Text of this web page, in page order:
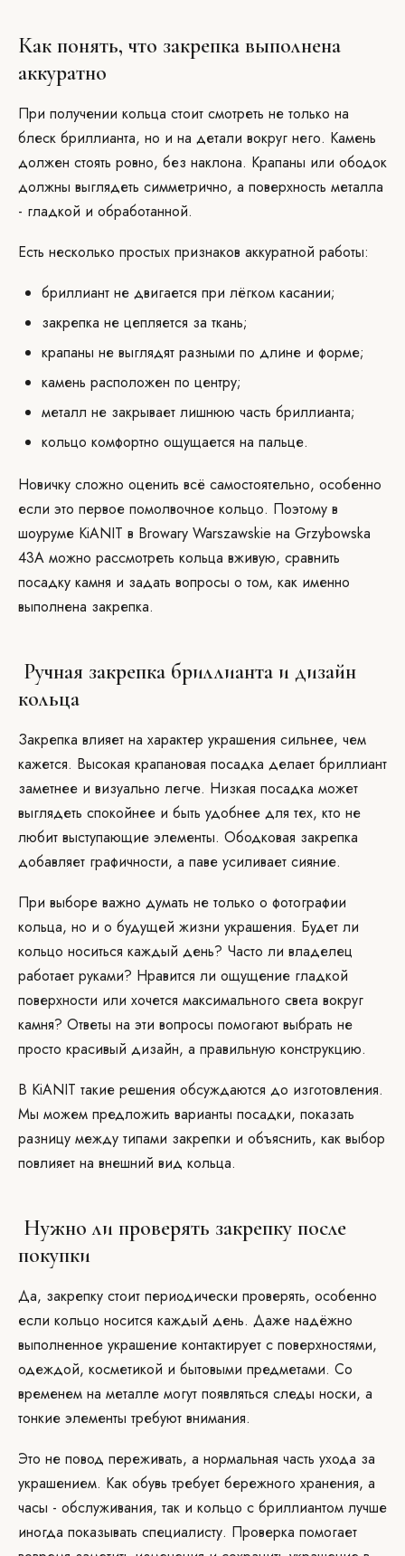
Как понять, что закрепка выполнена
аккуратно
При получении кольца стоит смотреть не только на
блеск бриллианта, но и на детали вокруг него. Камень
должен стоять ровно, без наклона. Крапаны или ободок
должны выглядеть симметрично, а поверхность металла
- гладкой и обработанной.
Есть несколько простых признаков аккуратной работы:
бриллиант не двигается при лёгком касании;
закрепка не цепляется за ткань;
крапаны не выглядят разными по длине и форме;
камень расположен по центру;
металл не закрывает лишнюю часть бриллианта;
кольцо комфортно ощущается на пальце.
Новичку сложно оценить всё самостоятельно, особенно
если это первое помолвочное кольцо. Поэтому в
шоуруме KiANIT в Browary Warszawskie на Grzybowska
43A можно рассмотреть кольца вживую, сравнить
посадку камня и задать вопросы о том, как именно
выполнена закрепка.
Ручная закрепка бриллианта и дизайн
кольца
Закрепка влияет на характер украшения сильнее, чем
кажется. Высокая крапановая посадка делает бриллиант
заметнее и визуально легче. Низкая посадка может
выглядеть спокойнее и быть удобнее для тех, кто не
любит выступающие элементы. Ободковая закрепка
добавляет графичности, а паве усиливает сияние.
При выборе важно думать не только о фотографии
кольца, но и о будущей жизни украшения. Будет ли
кольцо носиться каждый день? Часто ли владелец
работает руками? Нравится ли ощущение гладкой
поверхности или хочется максимального света вокруг
камня? Ответы на эти вопросы помогают выбрать не
просто красивый дизайн, а правильную конструкцию.
В KiANIT такие решения обсуждаются до изготовления.
Мы можем предложить варианты посадки, показать
разницу между типами закрепки и объяснить, как выбор
повлияет на внешний вид кольца.
Нужно ли проверять закрепку после
покупки
Да, закрепку стоит периодически проверять, особенно
если кольцо носится каждый день. Даже надёжно
выполненное украшение контактирует с поверхностями,
одеждой, косметикой и бытовыми предметами. Со
временем на металле могут появляться следы носки, а
тонкие элементы требуют внимания.
Это не повод переживать, а нормальная часть ухода за
украшением. Как обувь требует бережного хранения, а
часы - обслуживания, так и кольцо с бриллиантом лучше
иногда показывать специалисту. Проверка помогает